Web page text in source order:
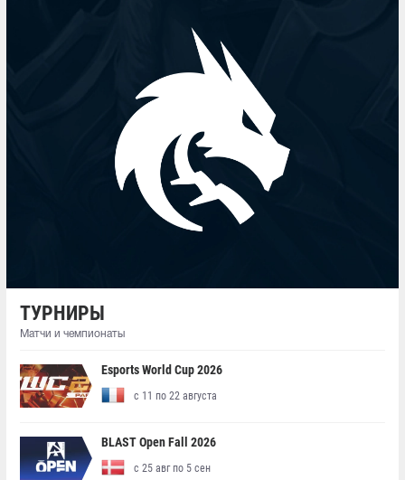
ТУРНИРЫ
Матчи и чемпионаты
Esports World Cup 2026
с 11 по 22 августа
BLAST Open Fall 2026
с 25 авг по 5 сен